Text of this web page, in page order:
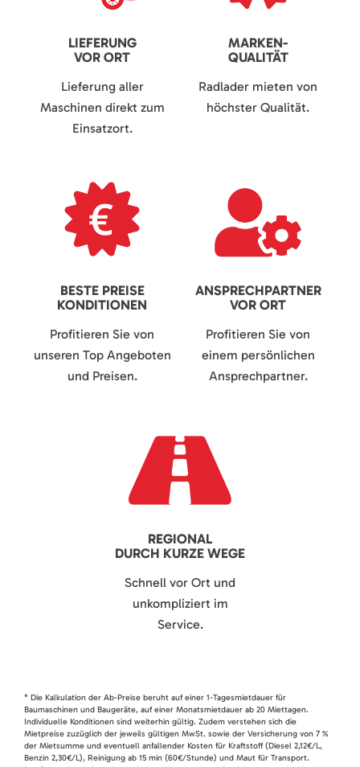
LIEFERUNG
VOR ORT
Lieferung aller
Maschinen direkt zum
Einsatzort.
MARKEN-
QUALITÄT
Radlader mieten von
höchster Qualität.
BESTE PREISE
KONDITIONEN
Profitieren Sie von
unseren Top Angeboten
und Preisen.
ANSPRECHPARTNER
VOR ORT
Profitieren Sie von
einem persönlichen
Ansprechpartner.
REGIONAL
DURCH KURZE WEGE
Schnell vor Ort und
unkompliziert im
Service.
* Die Kalkulation der Ab-Preise beruht auf einer 1-Tagesmietdauer für
Baumaschinen und Baugeräte, auf einer Monatsmietdauer ab 20 Miettagen.
Individuelle Konditionen sind weiterhin gültig. Zudem verstehen sich die
Mietpreise zuzüglich der jeweils gültigen MwSt. sowie der Versicherung von 7 %
der Mietsumme und eventuell anfallender Kosten für Kraftstoff (Diesel 2,12€/L,
Benzin 2,30€/L), Reinigung ab 15 min (60€/Stunde) und Maut für Transport.